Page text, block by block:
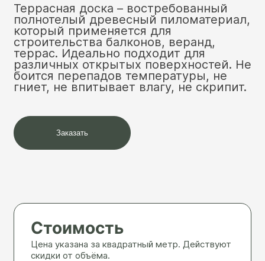
Террасная доска – востребованный
полнотелый древесный пиломатериал,
который применяется для
строительства балконов, веранд,
террас. Идеально подходит для
различных открытых поверхностей. Не
боится перепадов температуры, не
гниет, не впитывает влагу, не скрипит.
Заказать
Стоимость
Цена указана за квадратный метр. Действуют
скидки от объёма.